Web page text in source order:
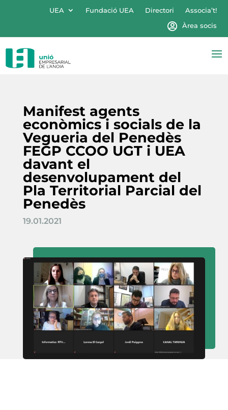
UEA Fundació UEA Directori
Associa’t!
Àrea socis
Manifest agents
econòmics i socials de la
Vegueria del Penedès
FEGP CCOO UGT i UEA
davant el
desenvolupament del
Pla Territorial Parcial del
Penedès
19.01.2021